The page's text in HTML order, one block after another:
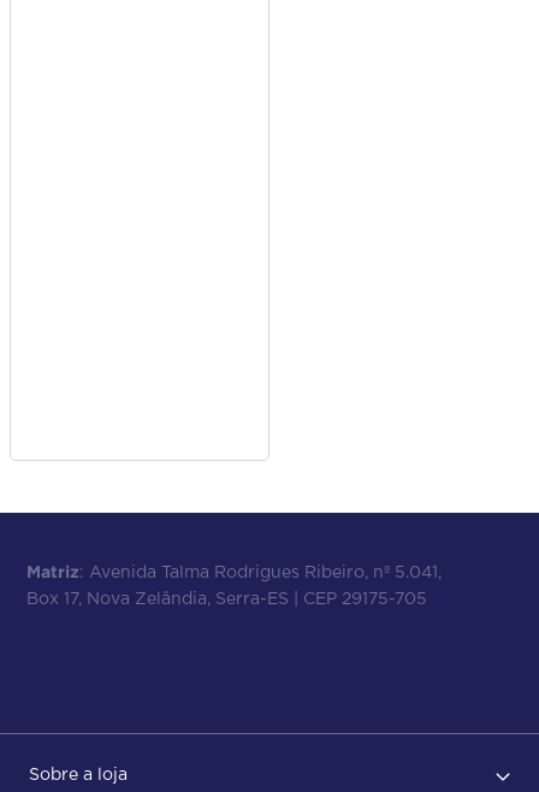
Matriz: Avenida Talma Rodrigues Ribeiro, nº 5.041,
Box 17, Nova Zelândia, Serra-ES | CEP 29175-705
Sobre a loja